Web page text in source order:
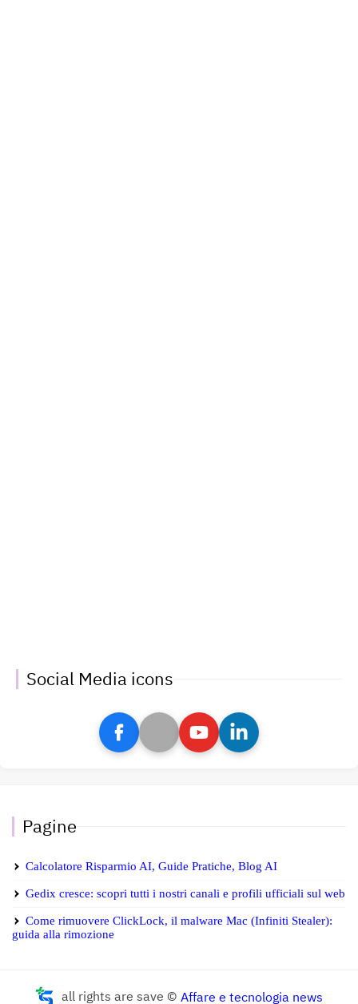
Social Media icons
Pagine
Calcolatore Risparmio AI, Guide Pratiche, Blog AI
Gedix cresce: scopri tutti i nostri canali e profili ufficiali sul web
Come rimuovere ClickLock, il malware Mac (Infiniti Stealer):
guida alla rimozione
all rights are save © Affare e tecnologia news